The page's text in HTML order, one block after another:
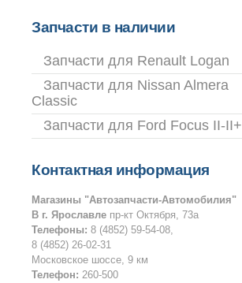
Запчасти в наличии
Запчасти для Renault Logan
Запчасти для Nissan Almera
Classic
Запчасти для Ford Focus II-II+
Контактная информация
Магазины "Автозапчасти-Автомобилия"
В г. Ярославле пр-кт Октября, 73а
Телефоны: 8 (4852) 59-54-08,
8 (4852) 26-02-31
Московское шоссе, 9 км
Телефон: 260-500